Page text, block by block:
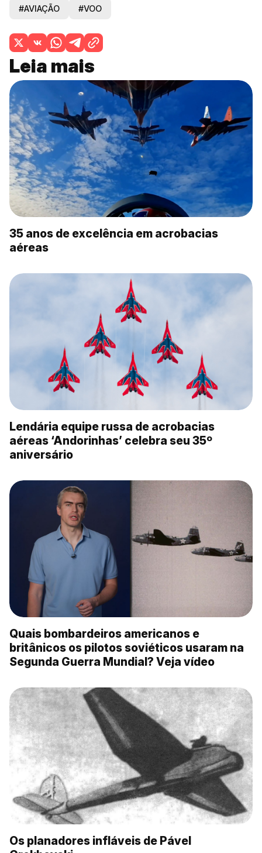
#AVIAÇÃO #VOO
Leia mais
35 anos de excelência em acrobacias
aéreas
Lendária equipe russa de acrobacias
aéreas ‘Andorinhas’ celebra seu 35º
aniversário
Quais bombardeiros americanos e
britânicos os pilotos soviéticos usaram na
Segunda Guerra Mundial? Veja vídeo
Os planadores infláveis ​​de Pável